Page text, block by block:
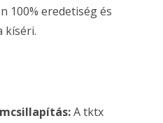
100% eredetiség és
kíséri.
A tktx